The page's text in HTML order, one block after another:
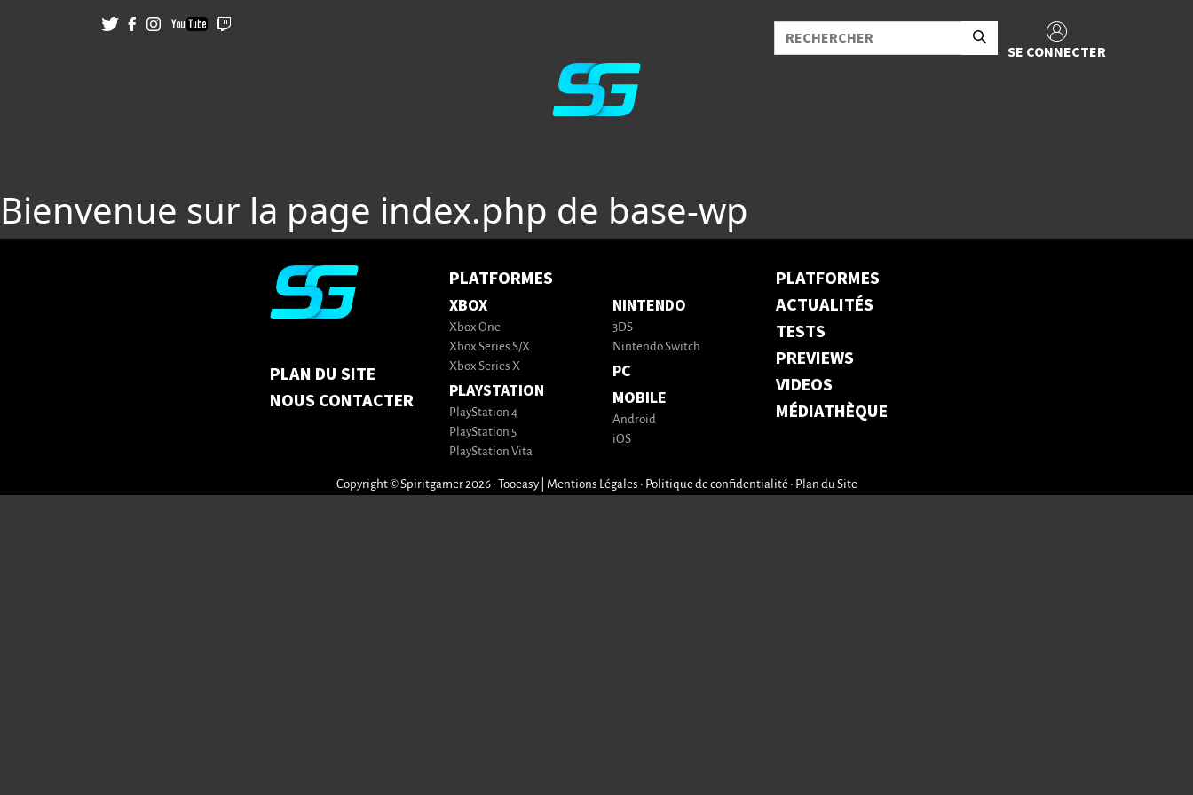
SE CONNECTER
Bienvenue sur la page index.php de base-wp
PLAN DU SITE
NOUS CONTACTER
PLATFORMES
XBOX
Xbox One
Xbox Series S/X
Xbox Series X
PLAYSTATION
PlayStation 4
PlayStation 5
PlayStation Vita
NINTENDO
3DS
Nintendo Switch
PC
MOBILE
Android
iOS
PLATFORMES
ACTUALITÉS
TESTS
PREVIEWS
VIDEOS
MÉDIATHÈQUE
Copyright © Spiritgamer 2026 • Tooeasy Mentions Légales • Politique de confidentialité• Plan du Site